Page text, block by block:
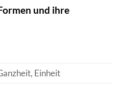
und ihre
Einheit